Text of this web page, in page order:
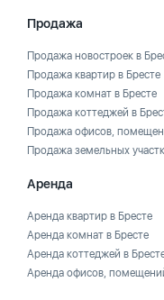
Продажа
Продажа новостроек в
Продажа квартир в Бресте
Продажа комнат в Бресте
Продажа коттеджей в
Продажа офисов,
Продажа земельных
Аренда
Аренда квартир в Бресте
Аренда комнат в Бресте
Аренда коттеджей в
Аренда офисов,